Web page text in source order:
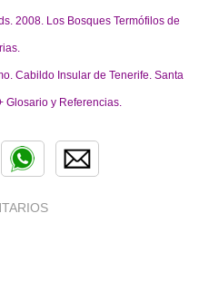
2008. Los Bosques Termófilos de
Cabildo Insular de Tenerife. Santa
Glosario y Referencias.